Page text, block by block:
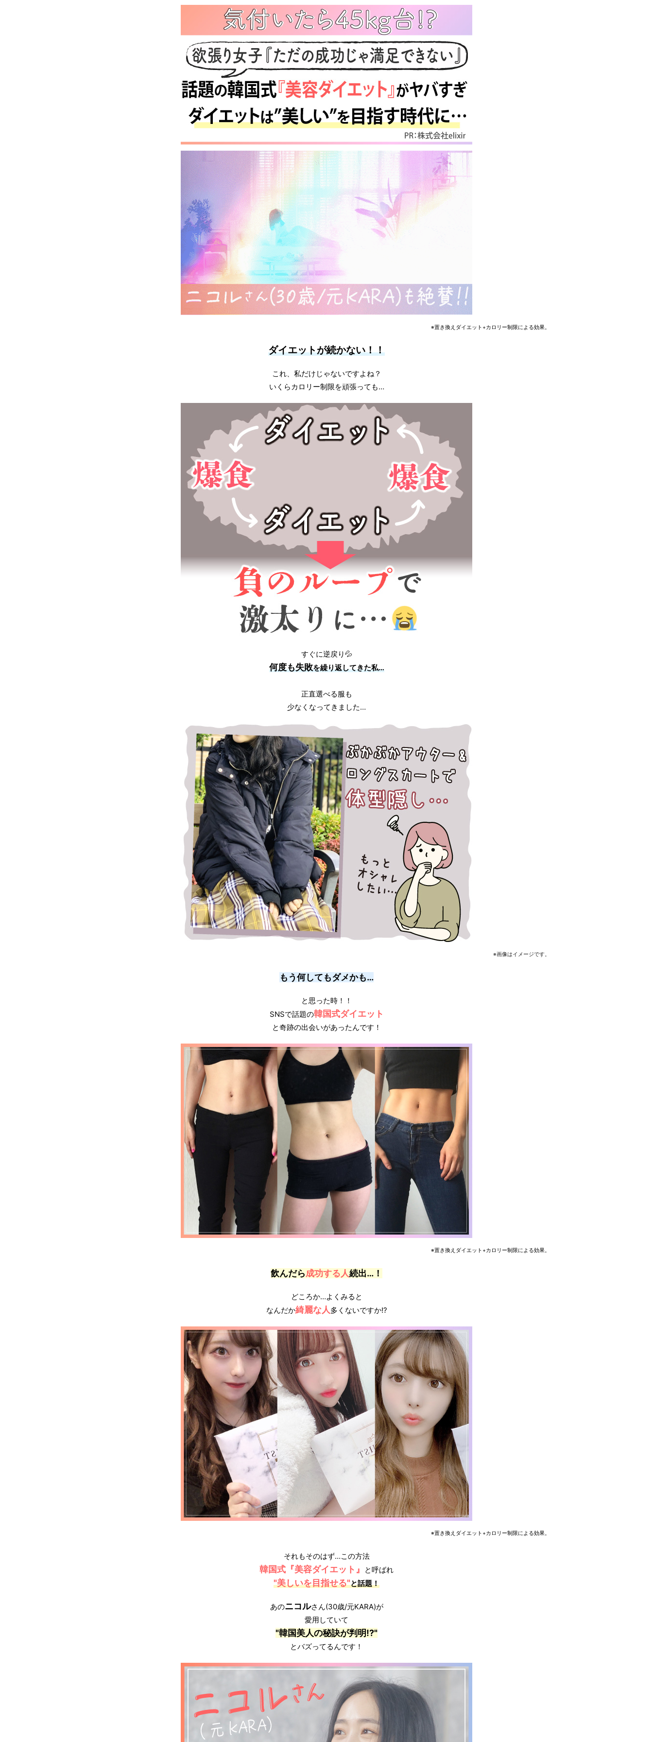
※置き換えダイエット+カロリー制限による効果。
ダイエットが続かない！！
これ、私だけじゃないですよね？
いくらカロリー制限を頑張っても…
すぐに逆戻り💦
何度も失敗を繰り返してきた私…
正直選べる服も
少なくなってきました…
※画像はイメージです。
もう何してもダメかも…
と思った時！！
SNSで話題の韓国式ダイエット
と奇跡の出会いがあったんです！
※置き換えダイエット+カロリー制限による効果。
飲んだら成功する人続出…！
どころか…よくみると
なんだか綺麗な人 多くないですか!?
※置き換えダイエット+カロリー制限による効果。
それもそのはず…この方法
韓国式『美容ダイエット』 と呼ばれ
"美しいを目指せる"と話題！
あのニコルさん(30歳/元KARA)が
愛用していて
"韓国美人の秘訣が判明!?"
とバズってるんです！